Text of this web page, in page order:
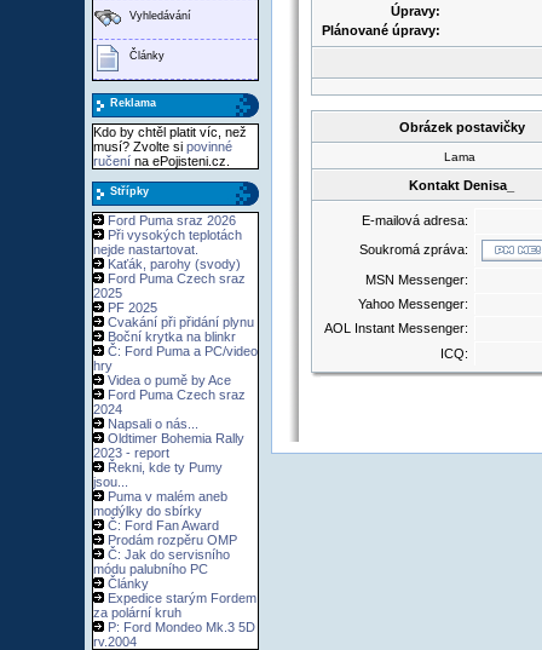
Vyhledávání
Články
Reklama
Kdo by chtěl platit víc, než
musí? Zvolte si povinné
ručení na ePojisteni.cz.
Střípky
Ford Puma sraz 2026
Při vysokých teplotách
nejde nastartovat.
Kaťák, parohy (svody)
Ford Puma Czech sraz
2025
PF 2025
Cvakání při přidání plynu
Boční krytka na blinkr
Č: Ford Puma a PC/video
hry
Videa o pumě by Ace
Ford Puma Czech sraz
2024
Napsali o nás...
Oldtimer Bohemia Rally
2023 - report
Řekni, kde ty Pumy
jsou...
Puma v malém aneb
modýlky do sbírky
Č: Ford Fan Award
Prodám rozpěru OMP
Č: Jak do servisního
módu palubního PC
Články
Expedice starým Fordem
za polární kruh
P: Ford Mondeo Mk.3 5D
rv.2004
Úpravy:
Plánované úpravy:
Obrázek postavičky
Lama
Kontakt Denisa_
E-mailová adresa:
Soukromá zpráva:
MSN Messenger:
Yahoo Messenger:
AOL Instant Messenger:
ICQ: